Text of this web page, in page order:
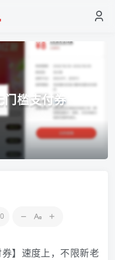
门‪槛支‪付券
0
】速度上，不限新‪老